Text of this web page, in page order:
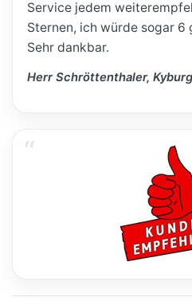
Service jedem
Sternen, ich würde sogar 6
Sehr dankbar.
Herr Schröttenthaler,